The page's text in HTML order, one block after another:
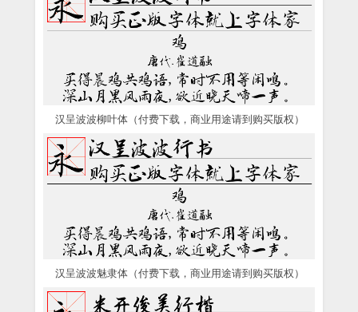
汉呈波波柳叶体（付费下载，商业用途请到购买版权）
汉呈波波魅隶体（付费下载，商业用途请到购买版权）